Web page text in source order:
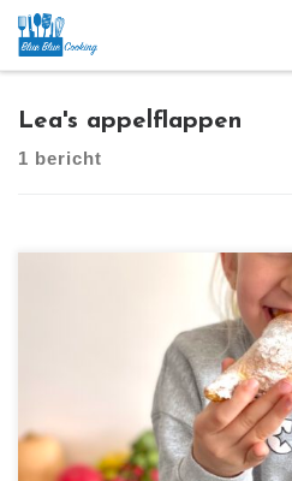
Ga naar inhoud
Lea's appelflappen
1 bericht